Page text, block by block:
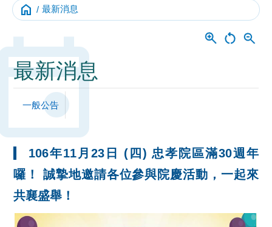
home 最新消息
最新消息
一般公告
106年11月23日 (四) 忠孝院區滿30週年
囉！ 誠摯地邀請各位參與院慶活動，一起來
共襄盛舉！